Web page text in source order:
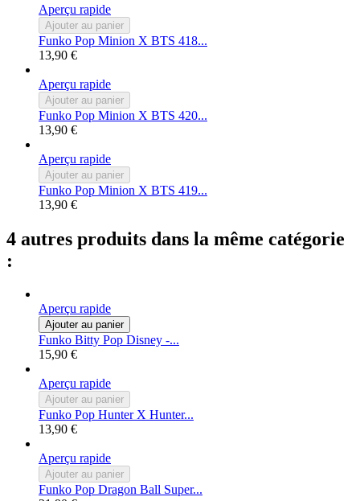
Aperçu rapide
Ajouter au panier
Funko Pop Minion X BTS 418...
13,90 €
Aperçu rapide
Ajouter au panier
Funko Pop Minion X BTS 420...
13,90 €
Aperçu rapide
Ajouter au panier
Funko Pop Minion X BTS 419...
13,90 €
4 autres produits dans la même catégorie
:
Aperçu rapide
Ajouter au panier
Funko Bitty Pop Disney -...
15,90 €
Aperçu rapide
Ajouter au panier
Funko Pop Hunter X Hunter...
13,90 €
Aperçu rapide
Ajouter au panier
Funko Pop Dragon Ball Super...